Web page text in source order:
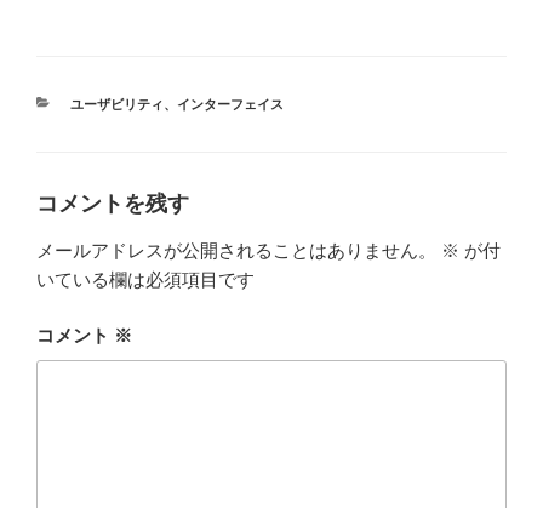
カ
ユーザビリティ、 インターフェイス
コメントを残す
メールアドレスが公開されることはありません。 ※ が付
いている欄は必須項目です
コメント ※